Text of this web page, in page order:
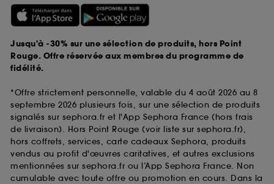
Jusqu'à -30% sur une sélection de produits, hors Point
Rouge. Offre réservée aux membres du programme de
fidélité.
*Offre strictement personnelle, valable du 4 août 2026 au 8
septembre 2026 plusieurs fois, sur une sélection de produits
signalés sur sephora.fr et l'App Sephora France (hors frais
de livraison). Hors Point Rouge (voir liste sur sephora.fr),
hors coffrets, services, carte cadeaux Sephora, produits
vendus au profit d'œuvres caritatives, et autres exclusions
mentionnées sur sephora.fr ou l’App Sephora France. Non
cumulable avec toute offre ou promotion en cours. Dans la